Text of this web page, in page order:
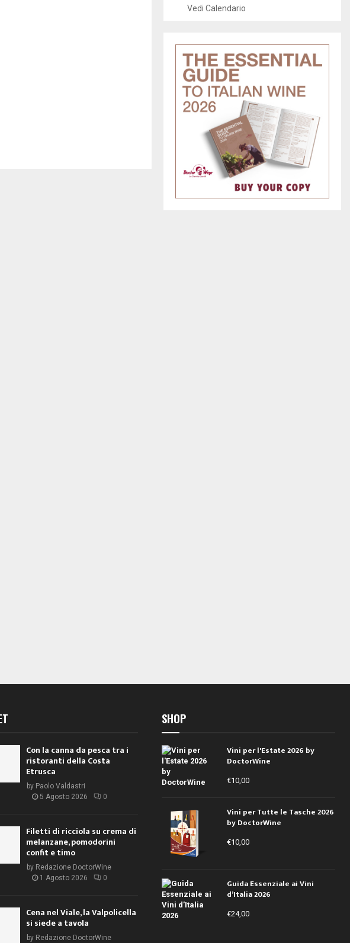
Vedi Calendario
Con la canna da pesca tra i
ristoranti della Costa
Etrusca
by Paolo Valdastri
5 Agosto 2026
0
Filetti di ricciola su crema di
melanzane, pomodorini
confit e timo
by Redazione DoctorWine
1 Agosto 2026
0
Cena nel Viale, la Valpolicella
si siede a tavola
by Redazione DoctorWine
SHOP
Vini per l'Estate 2026 by
DoctorWine
€10,00
Vini per Tutte le Tasche 2026
by DoctorWine
€10,00
Guida Essenziale ai Vini
d’Italia 2026
€24,00